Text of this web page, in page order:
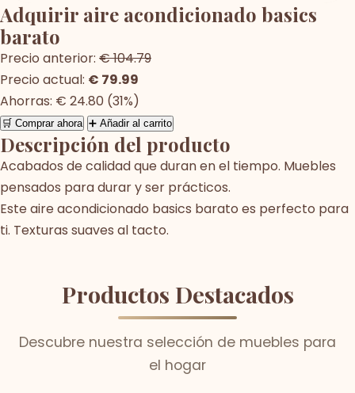
Adquirir aire acondicionado basics
barato
Precio anterior: € 104.79
Precio actual: € 79.99
Ahorras: € 24.80 (31%)
🛒 Comprar ahora ➕ Añadir al carrito
Descripción del producto
Acabados de calidad que duran en el tiempo. Muebles
pensados para durar y ser prácticos.
Este aire acondicionado basics barato es perfecto para
ti. Texturas suaves al tacto.
Productos Destacados
Descubre nuestra selección de muebles para
el hogar